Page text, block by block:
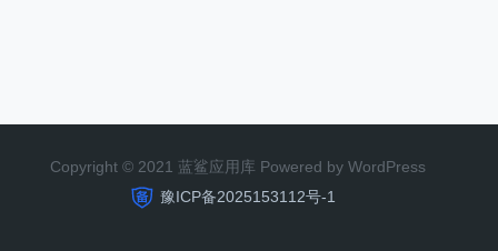
Copyright © 2021 蓝鲨应用库 Powered by WordPress
豫ICP备2025153112号-1